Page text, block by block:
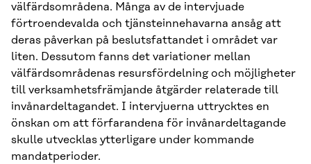
välfärdsområdena. Många av de intervjuade
förtroendevalda och tjänsteinnehavarna ansåg att
deras påverkan på beslutsfattandet i området var
liten. Dessutom fanns det variationer mellan
välfärdsområdenas resursfördelning och möjligheter
till verksamhetsfrämjande åtgärder relaterade till
invånardeltagandet. I intervjuerna uttrycktes en
önskan om att förfarandena för invånardeltagande
skulle utvecklas ytterligare under kommande
mandatperioder.